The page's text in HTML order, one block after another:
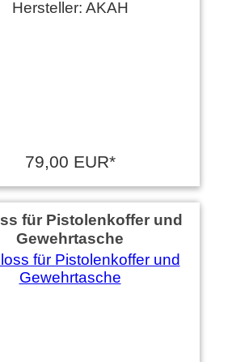
Hersteller: AKAH
79,00 EUR*
für Pistolenkoffer und
Gewehrtasche